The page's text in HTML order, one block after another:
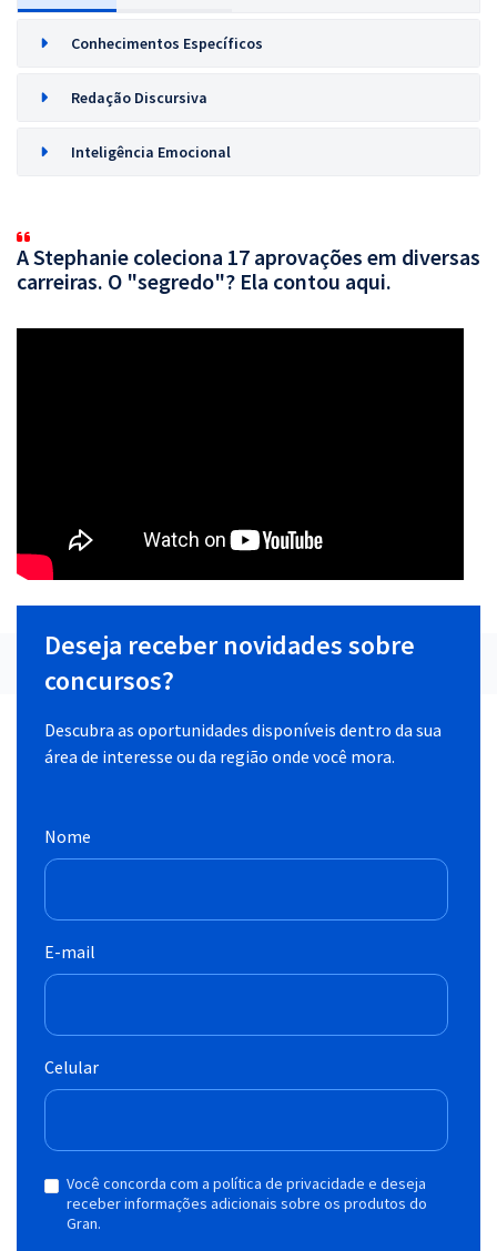
Conhecimentos Específicos
Redação Discursiva
Inteligência Emocional
A Stephanie coleciona 17 aprovações em diversas
carreiras. O "segredo"? Ela contou aqui.
Deseja receber novidades sobre
concursos?
Descubra as oportunidades disponíveis dentro da sua
área de interesse ou da região onde você mora.
Nome
E-mail
Celular
Você concorda com a política de privacidade e deseja
receber informações adicionais sobre os produtos do
Gran.